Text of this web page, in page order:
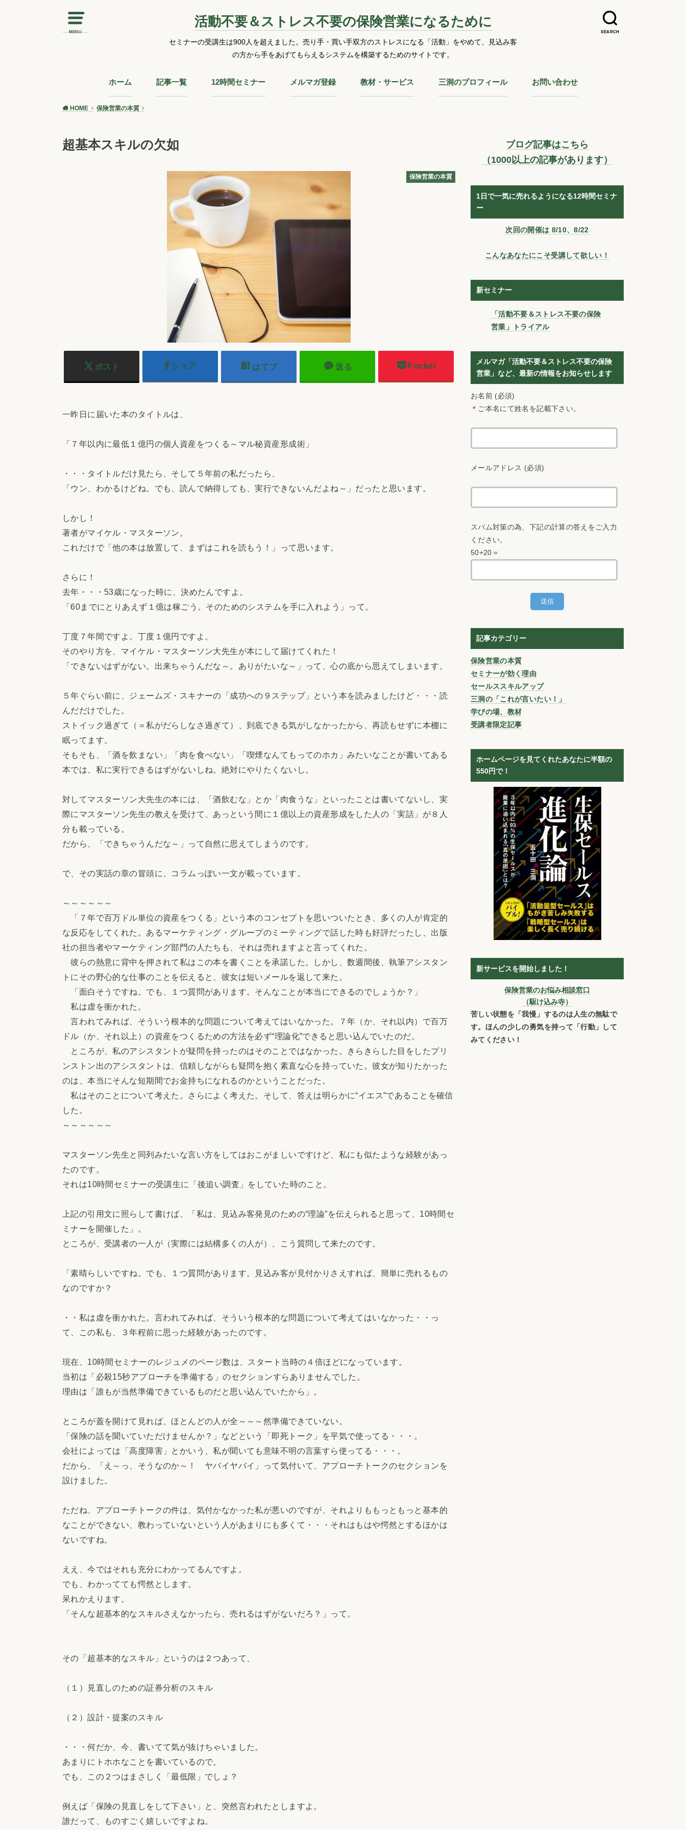
MENU SEARCH
活動不要＆ストレス不要の保険営業になるために
セミナーの受講生は900人を超えました。売り手・買い手双方のストレスになる「活動」をやめて、見込み客
の方から手をあげてもらえるシステムを構築するためのサイトです。
ホーム 記事一覧 12時間セミナー メルマガ登録 教材・サービス 三洞のプロフィール お問い合わせ
HOME 保険営業の本質
超基本スキルの欠如
保険営業の本質
ポスト シェア はてブ 送る Pocket
一昨日に届いた本のタイトルは、
「７年以内に最低１億円の個人資産をつくる～マル秘資産形成術」
・・・タイトルだけ見たら、そして５年前の私だったら、
「ウン、わかるけどね。でも、読んで納得しても、実行できないんだよね～」だったと思います。
しかし！
著者がマイケル・マスターソン。
これだけで「他の本は放置して、まずはこれを読もう！」って思います。
さらに！
去年・・・53歳になった時に、決めたんですよ。
「60までにとりあえず１億は稼ごう。そのためのシステムを手に入れよう」って。
丁度７年間ですよ。丁度１億円ですよ。
そのやり方を、マイケル・マスターソン大先生が本にして届けてくれた！
「できないはずがない。出来ちゃうんだな～。ありがたいな～」って、心の底から思えてしまいます。
５年ぐらい前に、ジェームズ・スキナーの「成功への９ステップ」という本を読みましたけど・・・読
んだだけでした。
ストイック過ぎて（＝私がだらしなさ過ぎて）、到底できる気がしなかったから、再読もせずに本棚に
眠ってます。
そもそも、「酒を飲まない」「肉を食べない」「喫煙なんてもってのホカ」みたいなことが書いてある
本では、私に実行できるはずがないしね。絶対にやりたくないし。
対してマスターソン大先生の本には、「酒飲むな」とか「肉食うな」といったことは書いてないし、実
際にマスターソン先生の教えを受けて、あっという間に１億以上の資産形成をした人の「実話」が８人
分も載っている。
だから、「できちゃうんだな～」って自然に思えてしまうのです。
で、その実話の章の冒頭に、コラムっぽい一文が載っています。
～～～～～～
「７年で百万ドル単位の資産をつくる」という本のコンセプトを思いついたとき、多くの人が肯定的
な反応をしてくれた。あるマーケティング・グループのミーティングで話した時も好評だったし、出版
社の担当者やマーケティング部門の人たちも、それは売れますよと言ってくれた。
彼らの熱意に背中を押されて私はこの本を書くことを承諾した。しかし、数週間後、執筆アシスタン
トにその野心的な仕事のことを伝えると、彼女は短いメールを返して来た。
「面白そうですね。でも、１つ質問があります。そんなことが本当にできるのでしょうか？」
私は虚を衝かれた。
言われてみれば、そういう根本的な問題について考えてはいなかった。７年（か、それ以内）で百万
ドル（か、それ以上）の資産をつくるための方法を必ず“理論化”できると思い込んでいたのだ。
ところが、私のアシスタントが疑問を持ったのはそのことではなかった。きらきらした目をしたプリ
ンストン出のアシスタントは、信頼しながらも疑問を抱く素直な心を持っていた。彼女が知りたかった
のは、本当にそんな短期間でお金持ちになれるのかということだった。
私はそのことについて考えた。さらによく考えた。そして、答えは明らかに“イエス”であることを確信
した。
～～～～～～
マスターソン先生と同列みたいな言い方をしてはおこがましいですけど、私にも似たような経験があっ
たのです。
それは10時間セミナーの受講生に「後追い調査」をしていた時のこと。
上記の引用文に照らして書けば、「私は、見込み客発見のための“理論”を伝えられると思って、10時間セ
ミナーを開催した」。
ところが、受講者の一人が（実際には結構多くの人が）、こう質問して来たのです。
「素晴らしいですね。でも、１つ質問があります。見込み客が見付かりさえすれば、簡単に売れるもの
なのですか？
・・私は虚を衝かれた。言われてみれば、そういう根本的な問題について考えてはいなかった・・っ
て、この私も、３年程前に思った経験があったのです。
現在、10時間セミナーのレジュメのページ数は、スタート当時の４倍ほどになっています。
当初は「必殺15秒アプローチを準備する」のセクションすらありませんでした。
理由は「誰もが当然準備できているものだと思い込んでいたから」。
ところが蓋を開けて見れば、ほとんどの人が全～～～然準備できていない。
「保険の話を聞いていただけませんか？」などという「即死トーク」を平気で使ってる・・・。
会社によっては「高度障害」とかいう、私が聞いても意味不明の言葉すら使ってる・・・。
だから、「え～っ、そうなのか～！ ヤバイヤバイ」って気付いて、アプローチトークのセクションを
設けました。
ただね、アプローチトークの件は、気付かなかった私が悪いのですが、それよりももっともっと基本的
なことができない、教わっていないという人があまりにも多くて・・・それはもはや愕然とするほかは
ないですね。
ええ、今ではそれも充分にわかってるんですよ。
でも、わかってても愕然とします。
呆れかえります。
「そんな超基本的なスキルさえなかったら、売れるはずがないだろ？」って。
その「超基本的なスキル」というのは２つあって、
（１）見直しのための証券分析のスキル
（２）設計・提案のスキル
・・・何だか、今、書いてて気が抜けちゃいました。
あまりにトホホなことを書いているので。
でも、この２つはまさしく「最低限」でしょ？
例えば「保険の見直しをして下さい」と、突然言われたとしますよ。
誰だって、ものすごく嬉しいですよね。
ブログ記事はこちら
（1000以上の記事があります）
1日で一気に売れるようになる12時間セミナ
ー
次回の開催は 8/10、8/22
こんなあなたにこそ受講して欲しい！
新セミナー
「活動不要＆ストレス不要の保険
営業」トライアル
メルマガ「活動不要＆ストレス不要の保険
営業」など、最新の情報をお知らせします
お名前 (必須)
＊ご本名にて姓名を記載下さい。
メールアドレス (必須)
スパム対策の為、下記の計算の答えをご入力
ください。
50+20＝
記事カテゴリー
保険営業の本質
セミナーが効く理由
セールススキルアップ
三洞の「これが言いたい！」
学びの場、教材
受講者限定記事
ホームページを見てくれたあなたに半額の
550円で！
新サービスを開始しました！
保険営業のお悩み相談窓口
（駆け込み寺）
苦しい状態を「我慢」するのは人生の無駄で
す。ほんの少しの勇気を持って「行動」して
みてください！